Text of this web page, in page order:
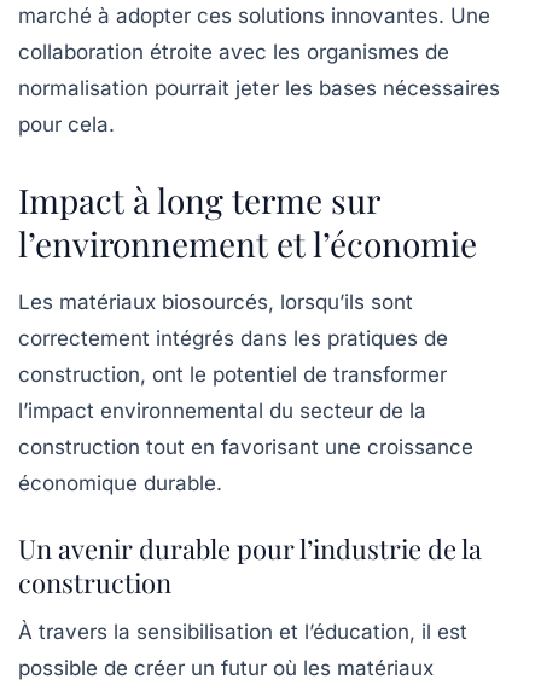
marché à adopter ces solutions innovantes. Une
collaboration étroite avec les organismes de
normalisation pourrait jeter les bases nécessaires
pour cela.
Impact à long terme sur
l’environnement et l’économie
Les matériaux biosourcés, lorsqu’ils sont
correctement intégrés dans les pratiques de
construction, ont le potentiel de transformer
l’impact environnemental du secteur de la
construction tout en favorisant une croissance
économique durable.
Un avenir durable pour l’industrie de la
construction
À travers la sensibilisation et l’éducation, il est
possible de créer un futur où les matériaux